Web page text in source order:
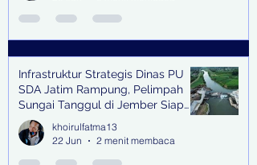
Infrastruktur Strategis Dinas PU
SDA Jatim Rampung, Pelimpah
Sungai Tanggul di Jember Siap
Bangkitkan Swasembada Pangan
dan Pengendali Banjir
khoirulfatma13
22 Jun
2 menit membaca